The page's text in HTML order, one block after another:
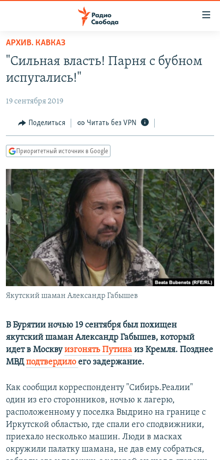
упрощенного
доступа
основному
Вернутся
главной
навигации
Вернутся
поиску
ПРОГРАММЫ
АВТОРСКИЕ ПРОЕКТЫ
ЦИТАТЫ СВОБОДЫ
МНЕНИЯ
IDEL.РЕАЛИИ
КАВКАЗ.РЕАЛИИ
СЕВЕР.РЕАЛИИ
СИБИРЬ.РЕАЛИИ
РАСПИСАНИЕ ВЕЩАНИЯ
ПОДПИШИТЕСЬ НА РАССЫЛКУ
СОЦИАЛЬНЫЕ СЕТИ
Все сайты РСЕ/РС
АРХИВ. КАВКАЗ
"Сильная власть! Парня с бубном
испугались!"
19 сентября 2019
Поделиться Читать без VPN
Приоритетный источник в Google
Якутский шаман Александр Габышев
В Бурятии ночью 19 сентября был похищен
якутский шаман Александр Габышев, который
идет в Москвуизгонять Путина из Кремля. Позднее
МВДподтвердило его задержание.
Как сообщил корреспонденту "Сибирь.Реалии"
один из его сторонников, ночью к лагерю,
расположенному у поселка Выдрино на границе с
Иркутской областью, где спали его сподвижники,
приехало несколько машин. Люди в масках
окружили палатку шамана, не дав ему собраться,